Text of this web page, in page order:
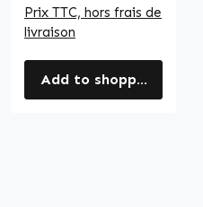
Prix TTC, hors frais de
livraison
Add to shopping cart